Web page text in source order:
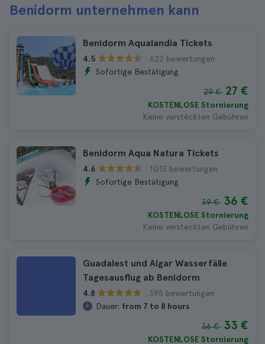
Benidorm unternehmen kann
Benidorm Aqualandia Tickets
4.5
622 bewertungen
Sofortige Bestätigung
29 € 27 €
KOSTENLOSE Stornierung
Keine versteckten Gebühren
Benidorm Aqua Natura Tickets
4.6
1.013 bewertungen
Sofortige Bestätigung
39 € 36 €
KOSTENLOSE Stornierung
Keine versteckten Gebühren
Guadalest und Algar Wasserfälle
Tagesausflug ab Benidorm
4.8
395 bewertungen
Dauer: from 7 to 8 hours
36 € 33 €
KOSTENLOSE Stornierung